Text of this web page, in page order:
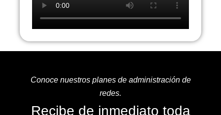
Conoce nuestros planes de administración de
redes.
Recibe de inmediato toda